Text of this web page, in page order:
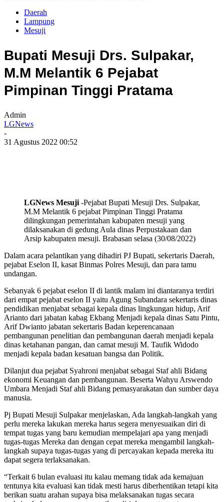
Daerah
Lampung
Mesuji
Bupati Mesuji Drs. Sulpakar,
M.M Melantik 6 Pejabat
Pimpinan Tinggi Pratama
Admin
LGNews
-
31 Agustus 2022 00:52
LGNews Mesuji-Pejabat Bupati Mesuji Drs. Sulpakar,
M.M Melantik 6 pejabat Pimpinan Tinggi Pratama
dilingkungan pemerintahan kabupaten mesuji yang
dilaksanakan di gedung Aula dinas Perpustakaan dan
Arsip kabupaten mesuji. Brabasan selasa (30/08/2022)
Dalam acara pelantikan yang dihadiri PJ Bupati, sekertaris Daerah,
pejabat Eselon II, kasat Binmas Polres Mesuji, dan para tamu
undangan.
Sebanyak 6 pejabat eselon II di lantik malam ini diantaranya terdiri
dari empat pejabat eselon II yaitu Agung Subandara sekertaris dinas
pendidikan menjabat sebagai kepala dinas lingkungan hidup, Arif
Arianto dari jabatan kabag Ekbang Menjadi kepala dinas Satu Pintu,
Arif Dwianto jabatan sekertaris Badan keperencanaan
pembangunan penelitian dan pembangunan daerah menjadi kepala
dinas ketahanan pangan, dan camat mesuji M. Taufik Widodo
menjadi kepala badan kesatuan bangsa dan Politik.
Dilanjut dua pejabat Syahroni menjabat sebagai Staf ahli Bidang
ekonomi Keuangan dan pembangunan. Beserta Wahyu Arswendo
Umbara Menjadi Staf ahli Bidang pemasyarakatan dan sumber daya
manusia.
Pj Bupati Mesuji Sulpakar menjelaskan, Ada langkah-langkah yang
perlu mereka lakukan mereka harus segera menyesuaikan diri di
tempat tugas yang baru kemudian mempelajari apa yang menjadi
tugas-tugas Mereka dan dengan cepat mereka mengambil langkah-
langkah supaya tugas-tugas yang di percayakan kepada mereka itu
dapat segera terlaksanakan.
“Terkait 6 bulan evaluasi itu kalau memang tidak ada kemajuan
tentunya kita evaluasi kan tidak mesti harus diberhentikan tetapi kita
berikan suatu arahan supaya bisa melaksanakan tugas secara